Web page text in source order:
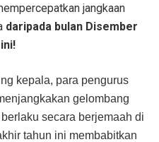
jangkaan
daripada bulan Disember
kepala, para pengurus
gelombang
secara berjemaah di
tahun ini membabitkan